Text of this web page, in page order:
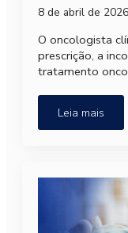
8 de abril de 2026
O oncologista
prescrição, a
tratamento
Leia mais